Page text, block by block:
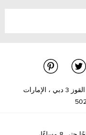
الوحدة R-10، مركز كيو إيست التجاري، القوز 3 دبي ، الإمارات